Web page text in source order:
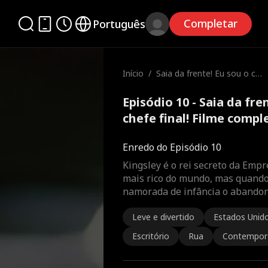
Português Completar
Início / Saia da frente! Eu sou o ch
Episódio 10 - Saia da
chefe final! Filme
Enredo do Episódio 10
Kingsley é o rei secreto da
mais rico do mundo, mas
namorada de infância o
Leve e divertido
Estados
Escritório
Rua